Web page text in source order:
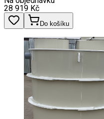
28 919 Kč
Do košíku